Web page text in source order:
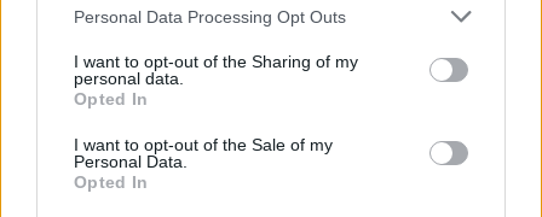
Please note that this website/app uses one or more Google
not limited to your visit or usage behaviour. You may click to
grant or deny consent to Google and its third-party tags to
use your data for below specified purposes in below Google
consent section.
Personal Data Processing Opt Outs
I want to opt-out of the Sharing of my
personal data.
Opted In
I want to opt-out of the Sale of my
Personal Data.
Opted In
democratico, sistematico ed equilibrato, governato dal
includevano la loro patria in pace e sicurezza, ha detto Potàpi
su Facebook.
Il governo ungherese sosterrà l’Ucraina in una votazione sulla
questione durante un vertice UE fissato per il 23-24 giugno,
ha detto il segretario di stato.